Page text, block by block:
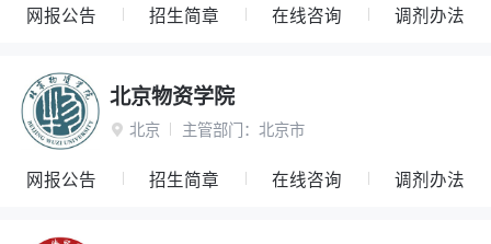
网报公告 招生简章 在线咨询 调剂办法
北京物资学院
 北京 主管部门： 北京市
网报公告 招生简章 在线咨询 调剂办法